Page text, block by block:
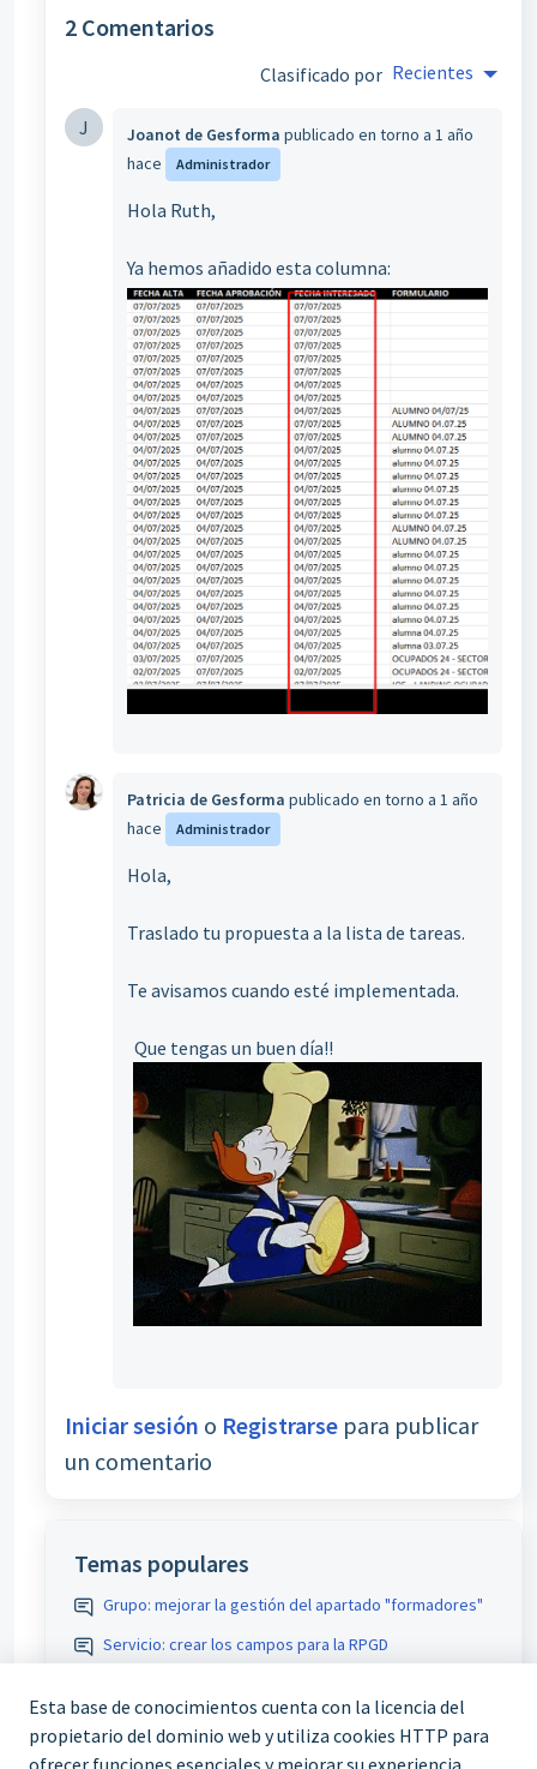
2 Comentarios
Clasificado por Recientes
J Joanot de Gesforma publicado en torno a 1 año
hace
Administrador
Hola Ruth,
Ya hemos añadido esta columna:
Patricia de Gesforma publicado en torno a 1 año
hace
Administrador
Hola,
Traslado tu propuesta a la lista de tareas.
Te avisamos cuando esté implementada.
Que tengas un buen día!!
Iniciar sesión o Registrarse para publicar
un comentario
Temas populares
Grupo: mejorar la gestión del apartado "formadores"
Servicio: crear los campos para la RPGD
teleformación
Comunicaciones participante inicio/fin: permitir
Esta base de conocimientos cuenta con la licencia del
propietario del dominio web y utiliza cookies HTTP para